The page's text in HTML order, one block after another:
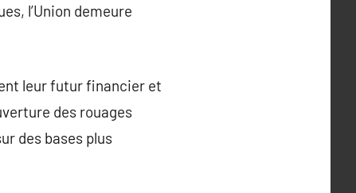
l’Union demeure
leur futur financier et
des rouages
des bases plus